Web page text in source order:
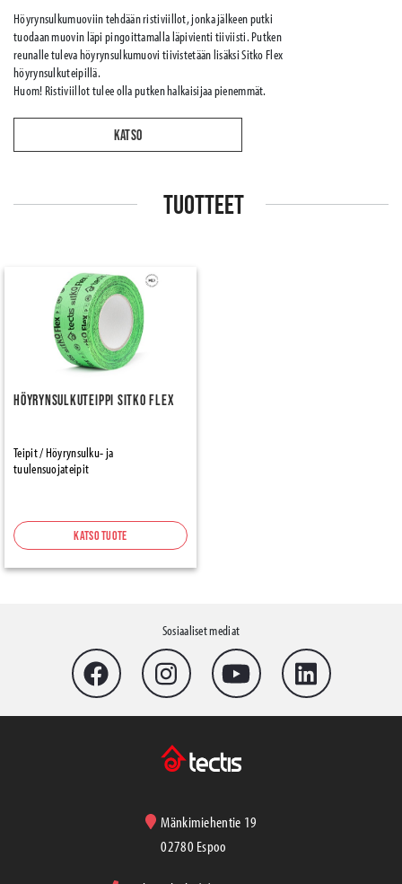
Höyrynsulkumuoviin tehdään ristiviillot, jonka jälkeen putki
tuodaan muovin läpi pingoittamalla läpivienti tiiviisti. Putken
reunalle tuleva höyrynsulkumuovi tiivistetään lisäksi Sitko Flex
höyrynsulkuteipillä.
Huom! Ristiviillot tulee olla putken halkaisijaa pienemmät.
KATSO
TUOTTEET
Höyrynsulkuteippi Sitko Flex
Teipit / Höyrynsulku- ja
tuulensuojateipit
Katso tuote
Sosiaaliset mediat
Mänkimiehentie 19
02780 Espoo